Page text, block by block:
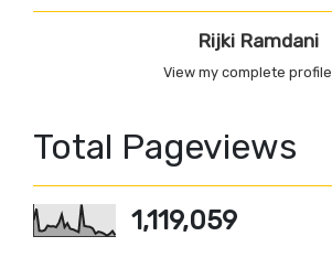
Rijki Ramdani
View my complete profile
Total Pageviews
1,119,059